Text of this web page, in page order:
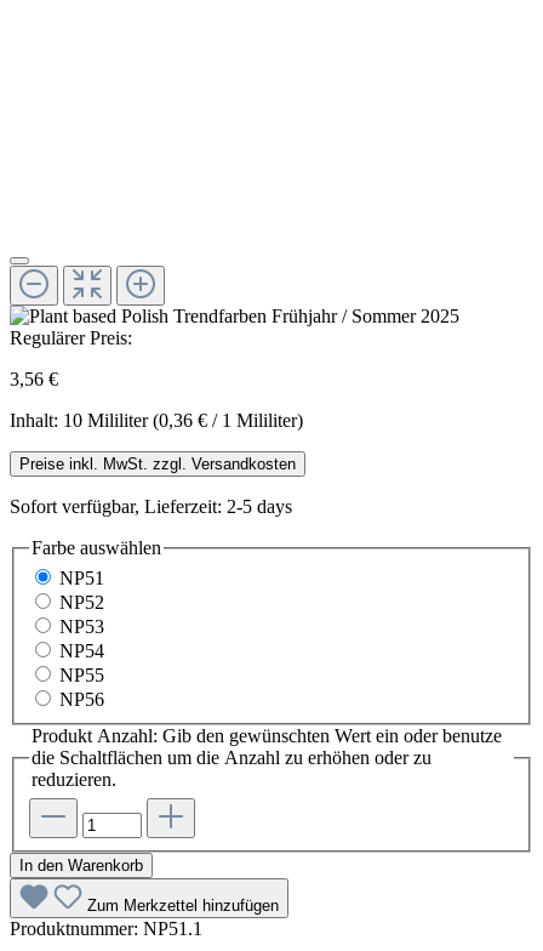
Regulärer Preis:
3,56 €
Inhalt: 10 Mililiter(0,36 € / 1 Mililiter)
Preise inkl. MwSt. zzgl. Versandkosten
Sofort verfügbar, Lieferzeit: 2-5 days
Farbe auswählen
NP51
NP52
NP53
NP54
NP55
NP56
Produkt Anzahl: Gib den gewünschten Wert ein oder benutze
die Schaltflächen um die Anzahl zu erhöhen oder zu
reduzieren.
In den Warenkorb
Zum Merkzettel hinzufügen
Produktnummer: NP51.1